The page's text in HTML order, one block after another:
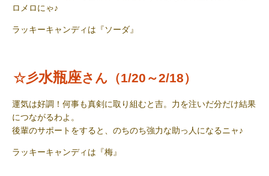
ロメロにゃ♪
ラッキーキャンディ は『ソーダ』
☆彡水瓶座さん（1/20～2/18）
運気は好調！何事も真剣に取り組むと吉。力を注いだ分だけ結果
につながるわよ。
後輩のサポートをすると、のちのち強力な助っ人になるニャ♪
ラッキーキャンディ は『梅』